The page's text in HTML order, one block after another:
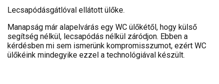
Lecsapódásgátlóval ellátott ülőke.
Manapság már alapelvárás egy WC ülőkétől, hogy külső
segítség nélkül, lecsapódás nélkül záródjon. Ebben a
kérdésben mi sem ismerünk kompromisszumot, ezért WC
ülőkéink mindegyike ezzel a technológiával készült.